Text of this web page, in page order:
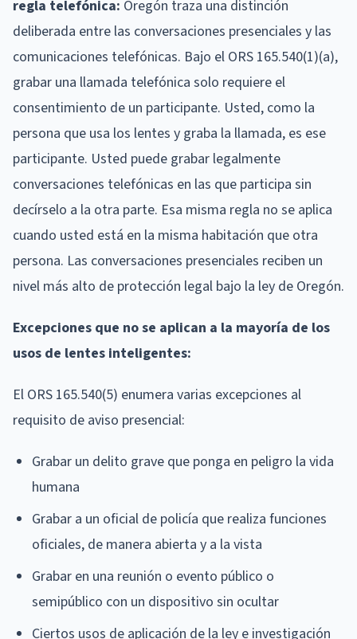
regla telefónica: Oregón traza una distinción
deliberada entre las conversaciones presenciales y las
comunicaciones telefónicas. Bajo el ORS 165.540(1)(a),
grabar una llamada telefónica solo requiere el
consentimiento de un participante. Usted, como la
persona que usa los lentes y graba la llamada, es ese
participante. Usted puede grabar legalmente
conversaciones telefónicas en las que participa sin
decírselo a la otra parte. Esa misma regla no se aplica
cuando usted está en la misma habitación que otra
persona. Las conversaciones presenciales reciben un
nivel más alto de protección legal bajo la ley de Oregón.
Excepciones que no se aplican a la mayoría de los
usos de lentes inteligentes:
El ORS 165.540(5) enumera varias excepciones al
requisito de aviso presencial:
Grabar un delito grave que ponga en peligro la vida
humana
Grabar a un oficial de policía que realiza funciones
oficiales, de manera abierta y a la vista
Grabar en una reunión o evento público o
semipúblico con un dispositivo sin ocultar
Ciertos usos de aplicación de la ley e investigación